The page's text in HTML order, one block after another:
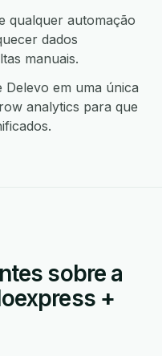
qualquer automação
dados
manuais.
em uma única
analytics para que
sobre a
+